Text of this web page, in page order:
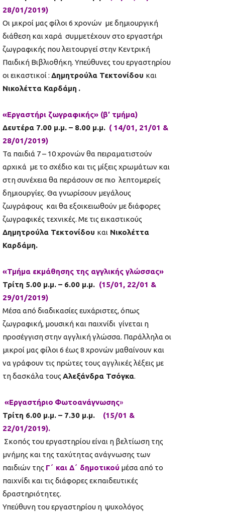
28/01/2019)
Οι μικροί μας φίλοι 6 χρονών με δημιουργική
διάθεση και χαρά συμμετέχουν στο εργαστήρι
ζωγραφικής που λειτουργεί στην Κεντρική
Παιδική Βιβλιοθήκη. Υπεύθυνες του εργαστηρίου
οι εικαστικοί : Δημητρούλα Τεκτονίδου και
Νικολέττα Καρδάμη .
«Εργαστήρι ζωγραφικής» (β’ τμήμα)
Δευτέρα 7.00 μ.μ. – 8.00 μ.μ. ( 14/01, 21/01 &
28/01/2019)
Τα παιδιά 7 – 10 χρονών θα πειραματιστούν
αρχικά με το σχέδιο και τις μίξεις χρωμάτων και
στη συνέχεια θα περάσουν σε πιο λεπτομερείς
δημιουργίες. Θα γνωρίσουν μεγάλους
ζωγράφους και θα εξοικειωθούν με διάφορες
ζωγραφικές τεχνικές. Με τις εικαστικούς
Δημητρούλα Τεκτονίδου και Νικολέττα
Καρδάμη.
«Τμήμα εκμάθησης της αγγλικής γλώσσας»
Τρίτη 5.00 μ.μ. – 6.00 μ.μ. (15/01, 22/01 &
29/01/2019)
Μέσα από διαδικασίες ευχάριστες, όπως
ζωγραφική, μουσική και παιχνίδι γίνεται η
προσέγγιση στην αγγλική γλώσσα. Παράλληλα οι
μικροί μας φίλοι 6 έως 8 χρονών μαθαίνουν και
να γράφουν τις πρώτες τους αγγλικές λέξεις με
τη δασκάλα τους Αλεξάνδρα Τσόγκα.
«Εργαστήριo Φωτοανάγνωσης»
Τρίτη 6.00 μ.μ. – 7.30 μ.μ. (15/01 &
22/01/2019).
Σκοπός του εργαστηρίου είναι η βελτίωση της
μνήμης και της ταχύτητας ανάγνωσης των
παιδιών της Γ΄ και Δ΄ δημοτικού μέσα από το
παιχνίδι και τις διάφορες εκπαιδευτικές
δραστηριότητες.
Υπεύθυνη του εργαστηρίου η ψυχολόγος